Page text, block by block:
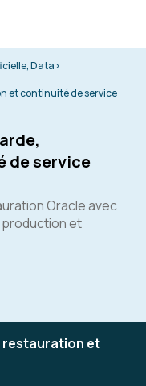
Data>
et continuité de service
de service
Oracle avec
et
restauration et